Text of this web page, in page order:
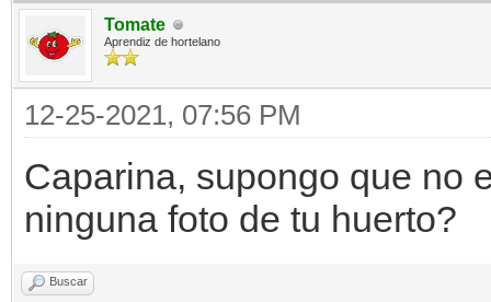
Tomate
Aprendiz de hortelano
12-25-2021, 07:56 PM
Caparina, supongo que no
ninguna foto de tu huerto?
Buscar